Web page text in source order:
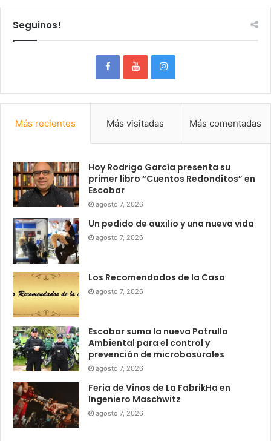
Seguinos!
Más recientes Más visitadas Más comentadas
Hoy Rodrigo García presenta su
primer libro “Cuentos Redonditos” en
Escobar
agosto 7, 2026
Un pedido de auxilio y una nueva vida
agosto 7, 2026
Los Recomendados de la Casa
agosto 7, 2026
Escobar suma la nueva Patrulla
Ambiental para el control y
prevención de microbasurales
agosto 7, 2026
Feria de Vinos de La FabrikHa en
Ingeniero Maschwitz
agosto 7, 2026